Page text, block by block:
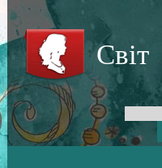
Світ